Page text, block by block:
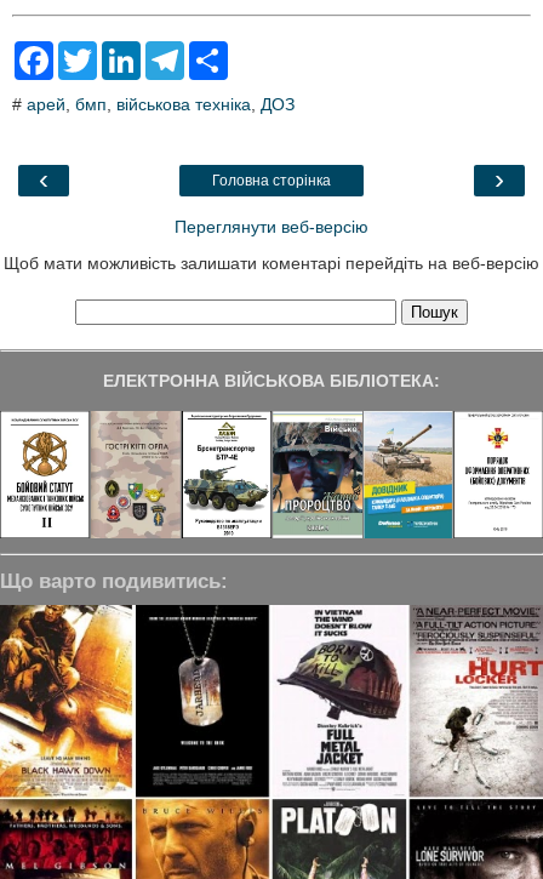
F
e
o
T
t
L
k
T
e
a
r
# арей бмп військова техніка ДОЗ
‹ ›
Головна сторінка
Переглянути веб-версію
Щоб мати можливість залишати коментарі перейдіть на веб-версію
ЕЛЕКТРОННА ВІЙСЬКОВА БІБЛІОТЕКА:
Що варто подивитись: